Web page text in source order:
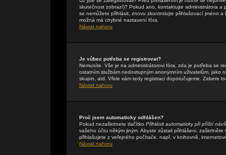
skutečnost zobrazí)? Pokud ano, kontaktujte administrátora
se nemůžete přihlásit, znovu zkontrolujte přihlašovací jméno
možná má chybné nastavení fóra.
Návrat nahoru
Je vůbec potřeba se registrovat?
Nemusíte. Vše je na administrátorovi fóra, zda je potřeba se
ostatním službám nedostupným anonymním uživatelům, jako
skupin, atd. Vřele vám tedy registraci doporučujeme. Zabere
Návrat nahoru
Proč jsem automaticky odhlášen?
Pokud nezaškrtnete tlačítko Přihlásit automaticky při příští
vašeho účtu někým jiným. Abyste zůstali přihlášeni,
přihlašujete z veřejného počítače, např. v knihovně,
Návrat nahoru